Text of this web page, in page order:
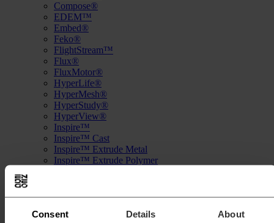
Consent Details About
Compose®
EDEM™
Embed®
Feko®
FlightStream™
Flux®
FluxMotor®
HyperLife®
HyperMesh®
HyperStudy®
HyperView®
Inspire™
Inspire™ Cast
Inspire™ Extrude Metal
Inspire™ Extrude Polymer
PollEx™